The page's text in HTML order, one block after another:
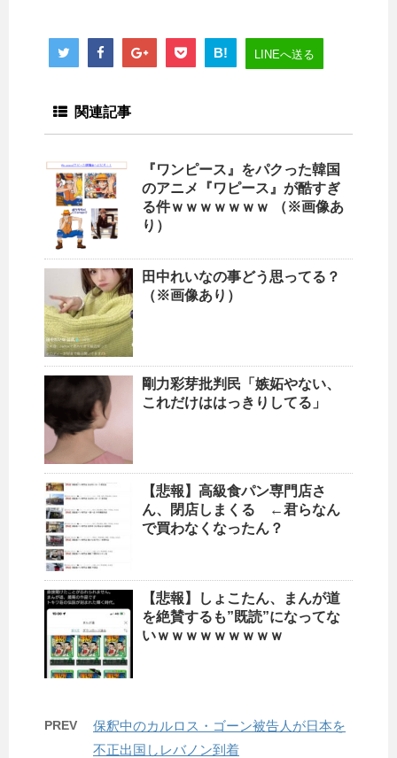
B! LINEへ送る
関連記事
『ワンピース』をパクった韓国
のアニメ『ワピース』が酷すぎ
る件ｗｗｗｗｗｗｗ （※画像あ
り）
田中れいなの事どう思ってる？
（※画像あり）
剛力彩芽批判民「嫉妬やない、
これだけははっきりしてる」
【悲報】高級食パン専門店さ
ん、閉店しまくる ←君らなん
で買わなくなったん？
【悲報】しょこたん、まんが道
を絶賛するも”既読”になってな
いｗｗｗｗｗｗｗｗｗ
PREV
保釈中のカルロス・ゴーン被告人が日本を
不正出国しレバノン到着